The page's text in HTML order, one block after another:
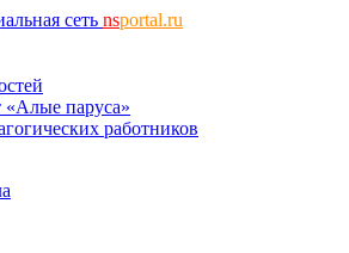
сеть nsportal.ru
«Алые паруса»
работников